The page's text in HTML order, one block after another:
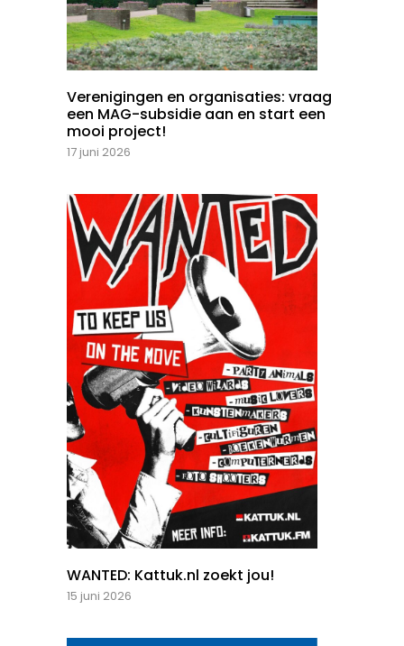
Verenigingen en organisaties: vraag
een MAG-subsidie aan en start een
mooi project!
17 juni 2026
WANTED: Kattuk.nl zoekt jou!
15 juni 2026